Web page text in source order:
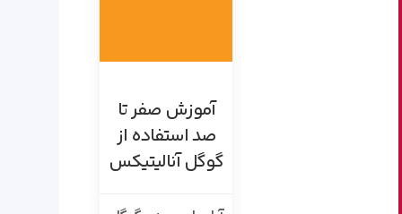
آموزش صفر تا
صد استفاده از
گوگل آنالیتیکس